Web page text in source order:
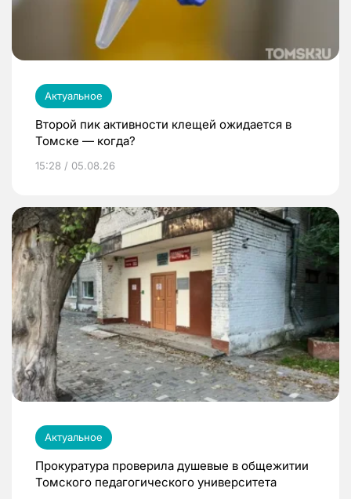
Актуальное
Второй пик активности клещей ожидается в
Томске — когда?
15:28 / 05.08.26
Актуальное
Прокуратура проверила душевые в общежитии
Томского педагогического университета